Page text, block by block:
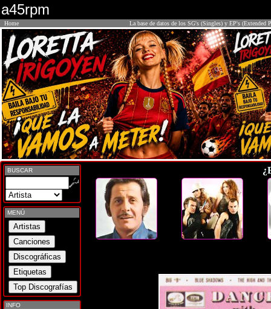
a45rpm
Home La base de datos de los SG's (Singles) y EP's (Extended
BUSCAR
MENÚ
INFO